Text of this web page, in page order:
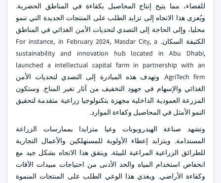
للفضاء، مما يتيح إنتاج المحاصيل بكفاءة في المناطق الحضرية.
ويُعزى هذا الاتجاه إلى تزايد الطلب على المنتجات الجديدة التي تنمو
محليا، وإلى الحاجة إلى التصدي لتحديات الأمن الغذائي في المناطق
الكثيفة السكان. For instance, in February 2024, Masdar City, a
sustainability and innovation hub located in Abu Dhabi,
launched a intellectual capital farm in partnership with an
AgriTech firm. وتهدف هذه المبادرة إلى التصدي لتحديات الأمن
الغذائي والإسهام في جهود التخفيف من آثار تغير المناخ. وستكون
المزرعة العمودية الداخلية مجهزة بتكنولوجيا زراعية متقدمة لتحقيق
النمو الأمثل في المحاصيل وكفاءة الموارد.
وتشهد صناعة الهيدروبونات وعيا متزايدا بممارسات الزراعة
المستدامة. ويتزايد إعطاء الأولوية للمستهلكين والأعمال التجارية
للطرائق الزراعية المراعية للبيئة. ويتفق هذا الاتجاه بشكل جيد مع
انخفاض استخدام المياه والحد الأدنى من احتياجات مبيدات الآفات
وكفاءة الأراضي. ويغذي هذا الوعي الطلب على المنتجات المنموة